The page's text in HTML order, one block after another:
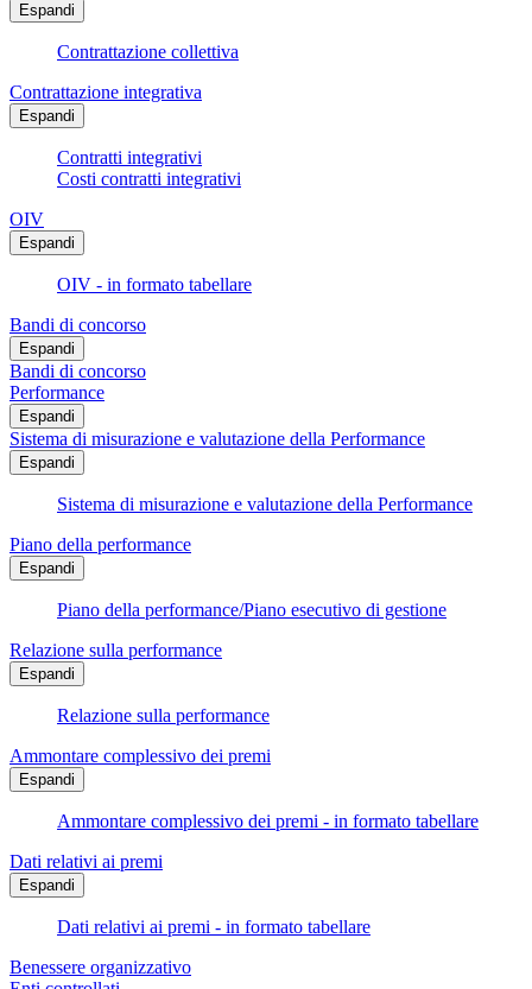
Espandi
Contrattazione collettiva
Contrattazione integrativa
Espandi
Contratti integrativi
Costi contratti integrativi
OIV
Espandi
OIV - in formato tabellare
Bandi di concorso
Espandi
Bandi di concorso
Performance
Espandi
Sistema di misurazione e valutazione della Performance
Espandi
Sistema di misurazione e valutazione della Performance
Piano della performance
Espandi
Piano della performance/Piano esecutivo di gestione
Relazione sulla performance
Espandi
Relazione sulla performance
Ammontare complessivo dei premi
Espandi
Ammontare complessivo dei premi - in formato tabellare
Dati relativi ai premi
Espandi
Dati relativi ai premi - in formato tabellare
Benessere organizzativo